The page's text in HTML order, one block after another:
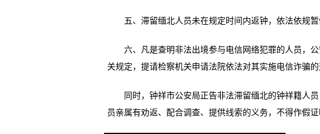
五、滞留缅北人员未在规定时间内返钟，依法依规暂
六、凡是查明非法出境参与电信网络犯罪的人员，公
关规定，提请检察机关申请法院依法对其实施电信诈骗的
同时，钟祥市公安局正告非法滞留缅北的钟祥籍人员
员亲属有劝返、配合调查、提供线索的义务，不得作假